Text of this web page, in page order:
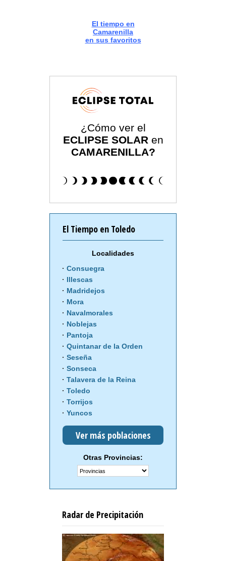
El tiempo en
Camarenilla
en sus favoritos
¿Cómo ver el
ECLIPSE SOLAR en
CAMARENILLA?
El Tiempo en Toledo
Localidades
Consuegra
Illescas
Madridejos
Mora
Navalmorales
Noblejas
Pantoja
Quintanar de la Orden
Seseña
Sonseca
Talavera de la Reina
Toledo
Torrijos
Yuncos
Ver más poblaciones
Otras Provincias:
Radar de Precipitación